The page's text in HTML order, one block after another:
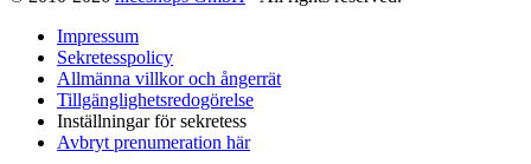
Impressum
Sekretesspolicy
Allmänna villkor och ångerrät
Tillgänglighetsredogörelse
Inställningar för sekretess
Avbryt prenumeration här